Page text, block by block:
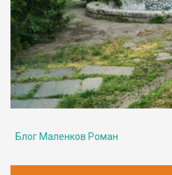
Блог Маленков Роман